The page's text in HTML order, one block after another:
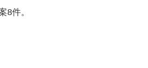
8件。